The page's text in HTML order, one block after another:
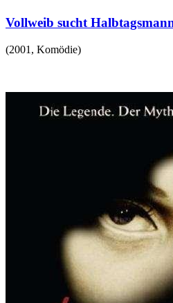
Vollweib sucht
(2001 , Komödie)